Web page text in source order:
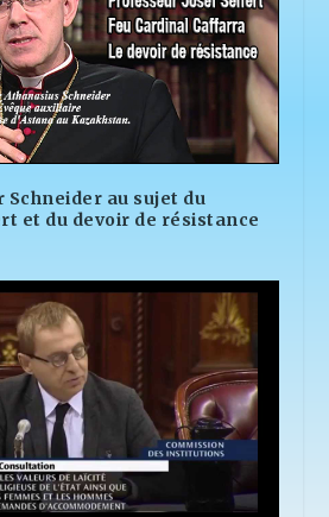
au sujet du
et du devoir de résistance